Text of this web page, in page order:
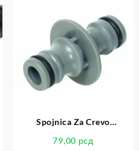
Spojnica Za Crevo
79,00 рсд